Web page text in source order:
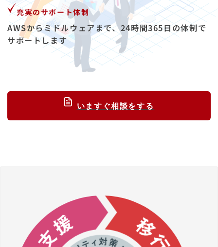
充実のサポート体制
AWSからミドルウェアまで、24時間365日の体制で
サポートします
いますぐ相談をする